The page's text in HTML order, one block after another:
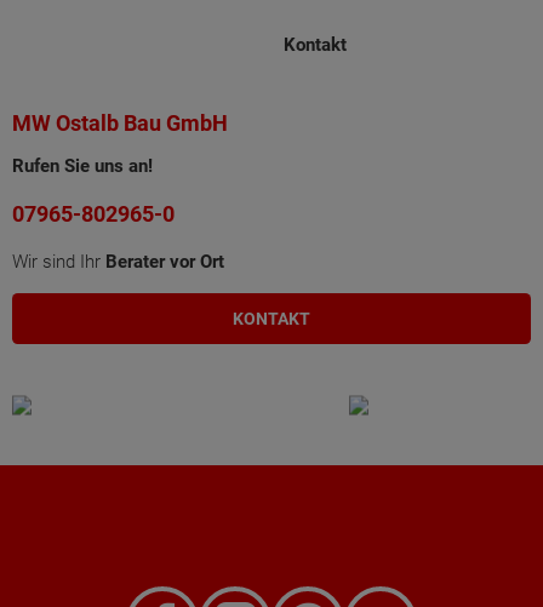
Kontakt
MW Ostalb Bau GmbH
Rufen Sie uns an!
07965-802965-0
Wir sind Ihr Berater vor Ort
KONTAKT